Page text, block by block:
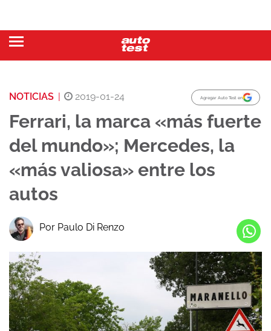
NOTICIAS | 2019-01-24 Agregar Auto Test en
Ferrari, la marca «más fuerte
del mundo»; Mercedes, la
«más valiosa» entre los
autos
Por Paulo Di Renzo